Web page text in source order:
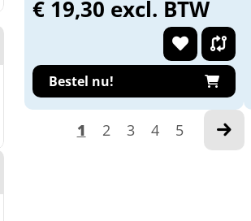
€ 19,30 excl. BTW
Bestel nu!
1 2 3 4 5